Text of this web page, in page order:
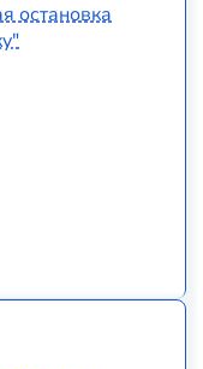
остановка